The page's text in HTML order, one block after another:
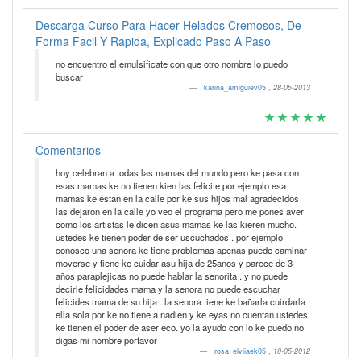
Descarga Curso Para Hacer Helados Cremosos, De
Forma Facil Y Rapida, Explicado Paso A Paso
no encuentro el emulsificate con que otro nombre lo puedo
buscar
karina_amiguiev05 , 28-05-2013
Comentarios
hoy celebran a todas las mamas del mundo pero ke pasa con
esas mamas ke no tienen kien las felicite por ejemplo esa
mamas ke estan en la calle por ke sus hijos mal agradecidos
las dejaron en la calle yo veo el programa pero me pones aver
como los artistas le dicen asus mamas ke las kieren mucho.
ustedes ke tienen poder de ser uscuchados . por ejemplo
conosco una senora ke tiene problemas apenas puede caminar
moverse y tiene ke cuidar asu hija de 25anos y parece de 3
años paraplejicas no puede hablar la senorita . y no puede
decirle felicidades mama y la senora no puede escuchar
felicides mama de su hija . la senora tiene ke bañarla cuirdarla
ella sola por ke no tiene a nadien y ke eyas no cuentan ustedes
ke tienen el poder de aser eco. yo la ayudo con lo ke puedo no
digas mi nombre porfavor
rosa_elviiaek05 , 10-05-2012